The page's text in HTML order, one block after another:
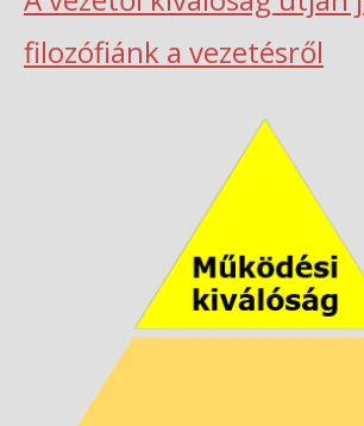
filozófiánk a vezetésről